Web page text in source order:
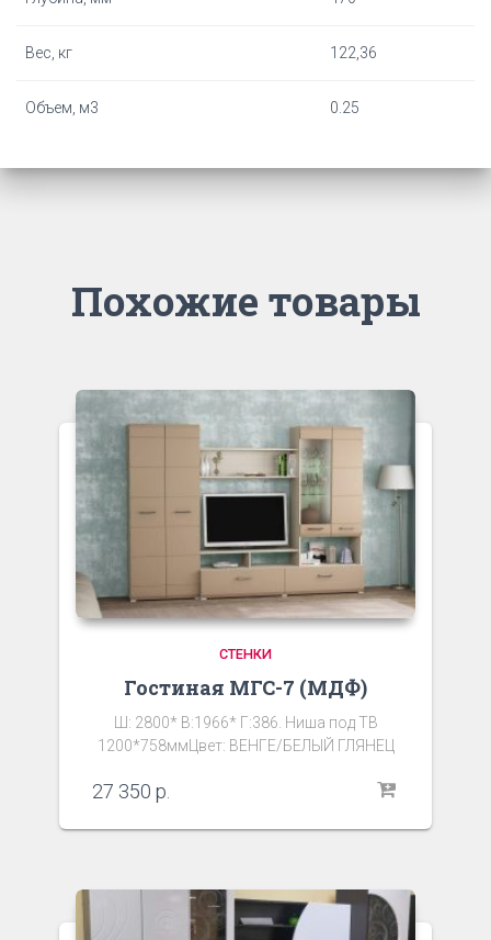
Вес, кг 122,36
Объем, м3 0.25
Похожие товары
СТЕНКИ
Гостиная МГС-7 (МДФ)
Ш: 2800* В:1966* Г:386. Ниша под ТВ
1200*758ммЦвет: ВЕНГЕ/БЕЛЫЙ ГЛЯНЕЦ
27 350 р.